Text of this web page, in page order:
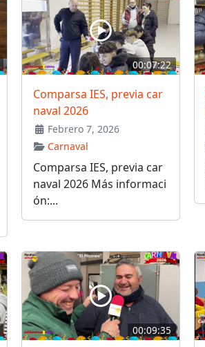
00:07:22
Comparsa IES, previa car
naval 2026
Febrero 7, 2026
Carnaval
Comparsa IES, previa car
naval 2026 Más informaci
ón:...
00:09:35